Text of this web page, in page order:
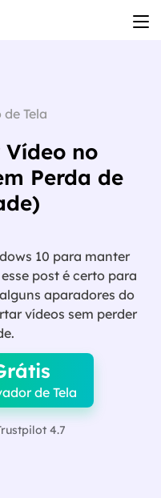
Tela
no
Perda de
10 para manter
post é certo para
aparadores do
vídeos sem perder
de Tela
4.7